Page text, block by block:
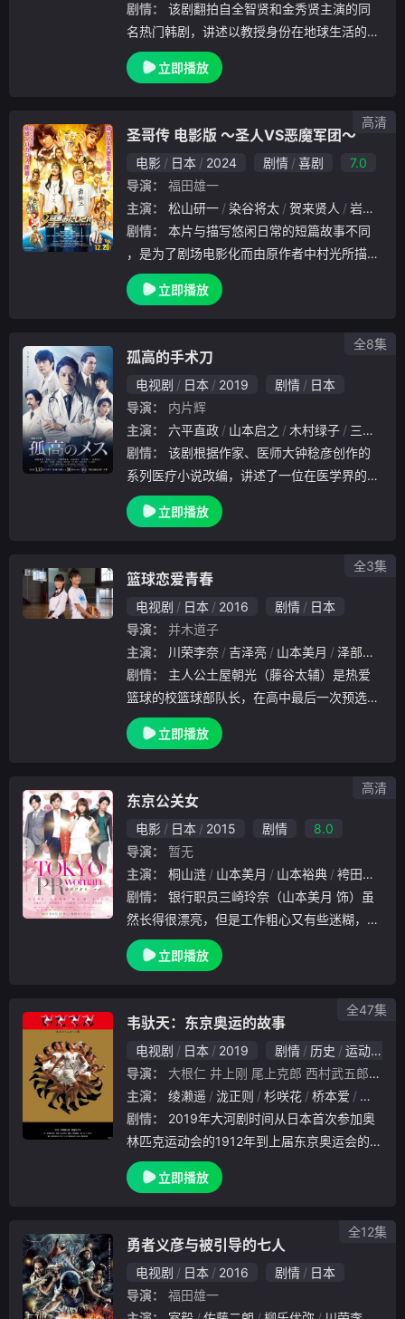
剧情：
名热门韩剧，讲述以教授身份在地球生活的外
星人都敏俊与颇受人诟病的国民偶像千颂伊之
间的浪漫爱情故事。
立即播放
圣哥传 电影版 ～圣人VS恶魔军团～
电影 日本 2024 剧情 喜剧
7.0
导演：
福田雄一
主演：
松山研一 染谷将太 贺来贤人
岩田刚典
剧情：
，是为了剧场电影化而由原作者中村光所描写
的原作小故事。广阔宇宙中为数众多的一颗璀
璨闪耀的生命之星——地球，平安度过世纪末
立即播放
高清
孤高的手术刀
电视剧 日本 2019 剧情
日本
导演：
内片辉
主演：
六平直政 山本启之 木村绿子
三浦诚己
剧情：
系列医疗小说改编，讲述了一位在医学界的历
史中主刀了约6000例以上的手术、现在在淡
路岛的诊所担任面向当地医疗的医生的故事。
立即播放
全8集
篮球恋爱青春
电视剧 日本 2016 剧情
日本
导演：
并木道子
主演：
川荣李奈 吉泽亮 山本美月 泽部佑
剧情：
篮球的校篮球部队长，在高中最后一次预选赛
前夕不分昼夜地练习三分球，然而却感受不到
技术的进步。尽管如此，他还是凭借队长身份
立即播放
全3集
东京公关女
电影 日本 2015 剧情
8.0
导演：
暂无
主演：
桐山涟 山本美月 山本裕典 袴田吉彦
剧情：
然长得很漂亮，但是工作粗心又有些迷糊，事
业和爱情都看不到前进的方向。在高中好友栗
田美晴（佐藤ありさ 饰）组织的联谊会上，
立即播放
高清
韦驮天：东京奥运的故事
电视剧 日本 2019 剧情 历史 运动
导演：
大根仁 井上刚 尾上克郎 西村武五郎 一木
主演：
绫濑遥 泷正则 杉咲花 桥本爱
森山未
剧情：
林匹克运动会的1912年到上届东京奥运会的1
964年，时隔33年再度聚焦近现代历史，以“
日本与奥运”为主题，走全新创新路线。
立即播放
全47集
勇者义彦与被引导的七人
电视剧 日本 2016 剧情
日本
导演：
福田雄一
全12集